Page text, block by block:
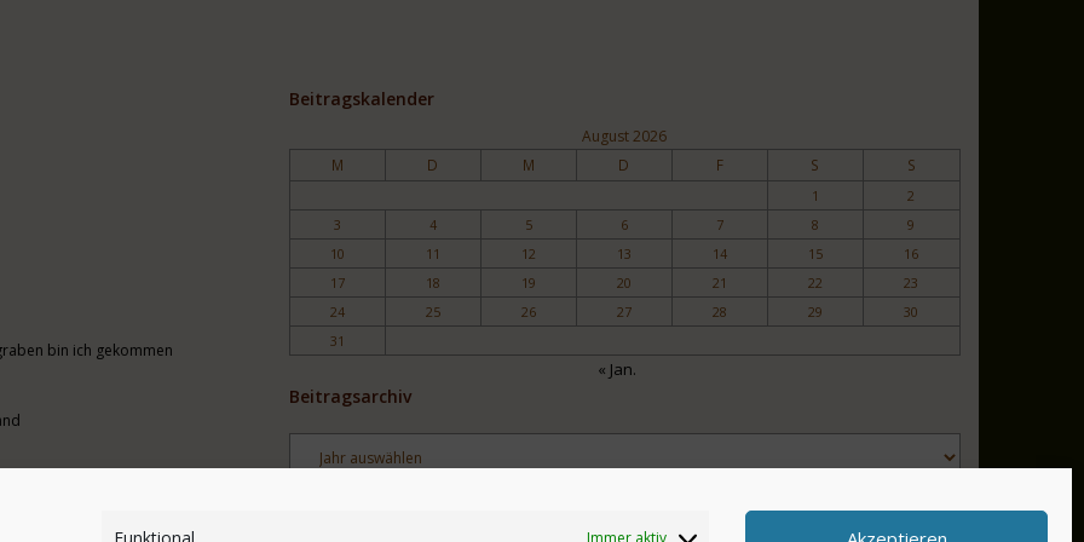
Immer aktiv
bin ich gekommen
Beitragskalender
August 2026
M D M D F S S
1
2
3
4 5 6 7 8
9
10
11 12 13 14 15
16
17
18 19 20 21 22
23
24
25 26 27 28 29
30
31
« Jan.
Beitragsarchiv
Archiv